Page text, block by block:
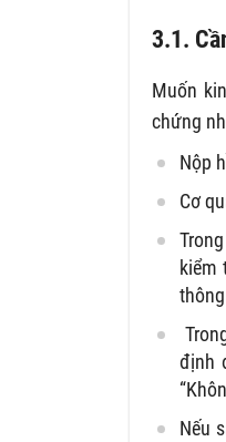
3.1.
Muốn
chứng
Nộp
Cơ
kiểm
định
Nếu